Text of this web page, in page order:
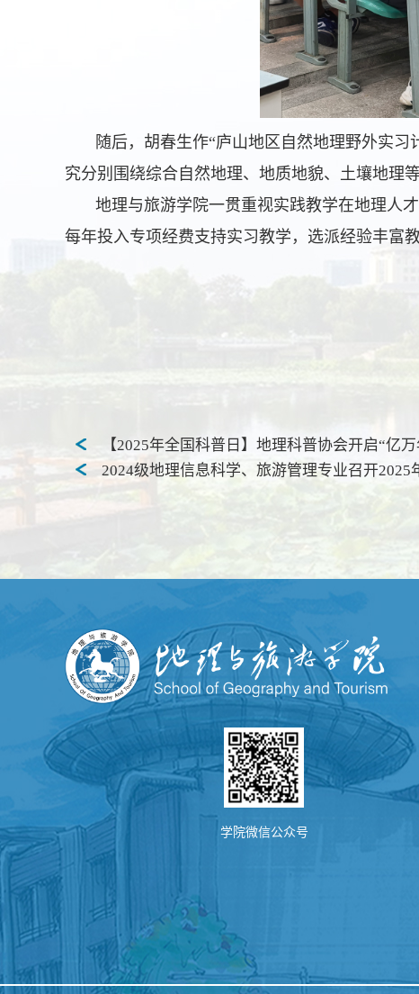
随后，胡春生作“庐山地区自然地理野外实
究分别围绕综合自然地理、地质地貌、土壤地理
地理与旅游学院一贯重视实践教学在地理人
每年投入专项经费支持实习教学，选派经验丰富
【2025年全国科普日】地理科普协会开启“亿
2024级地理信息科学、旅游管理专业召开
学院微信公众号